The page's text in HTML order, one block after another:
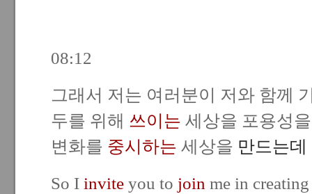
08:12
그래서 저는 여러분이 저와 함께
두를 위해 쓰이는 세상을 포용성
변화를 중시하는 세상을 만드는데
So I invite you to join me in